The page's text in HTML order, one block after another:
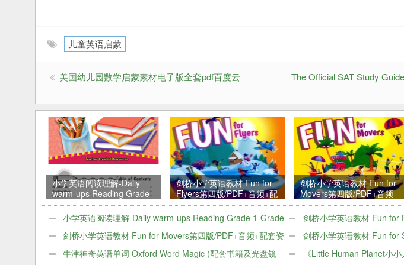
儿童英语启蒙
美国幼儿园数学启蒙素材电子版全套pdf百度云
The Official SAT Study
小学英语阅读理解-Daily
warm-ups Reading Grade
1-Grade 8 百度网盘下载
剑桥小学英语教材 Fun for
Flyers第四版/PDF+音频+配
套资料
剑桥小学英语教材 Fun for
Movers第四版/PDF+音频
+配套资料
小学英语阅读理解-Daily warm-ups Reading Grade 1-Grade
8 百度网盘下载
剑桥小学英语教材 Fun for
料
剑桥小学英语教材 Fun for Movers第四版/PDF+音频+配套资
料
剑桥小学英语教材 Fun for
料
牛津神奇英语单词 Oxford Word Magic (配套书籍及光盘镜 《Little Human Planet小